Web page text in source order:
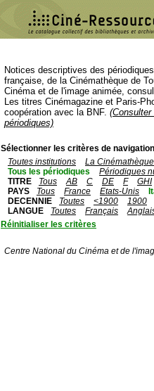
Notices descriptives des
française, de la Cinémathèque de
Cinéma et de l'image animée,
Les titres Cinémagazine et Paris-
coopération avec la BNF.
périodiques)
Sélectionner les critères de
Toutes institutions
La
Tous les périodiques
Périodiques
TITRE
Tous AB C DE F
GHI
PAYS
Tous France Etats-Unis
DECENNIE
Toutes <1900
1900
LANGUE
Toutes Français
Réinitialiser les critères
Centre National du Cinéma et de